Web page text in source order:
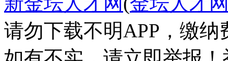
请勿下载不明APP，缴